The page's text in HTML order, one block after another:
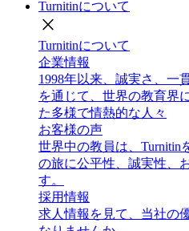
Turnitinについて
close
Turnitinについて
企業情報
1998年以来、誠実さ、一
を通じて、世界の教育界
た多様で情熱的な人々
お客様の声
世界中の教員は、Turnitin
の旅に公平性、誠実性、
す。
採用情報
求人情報を見て、当社の